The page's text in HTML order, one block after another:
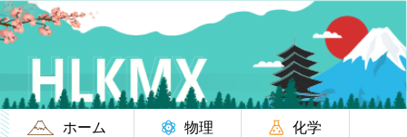
ホーム 物理
化学